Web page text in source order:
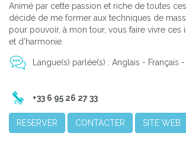
Animé par cette passion et riche de toutes ces
décidé de me former aux techniques de
pour pouvoir, à mon tour, vous faire vivre ces
et d’harmonie.
Langue(s) parlée(s) : Anglais - Français -
+33 6 95 26 27 33
RESERVER CONTACTER SITE WEB